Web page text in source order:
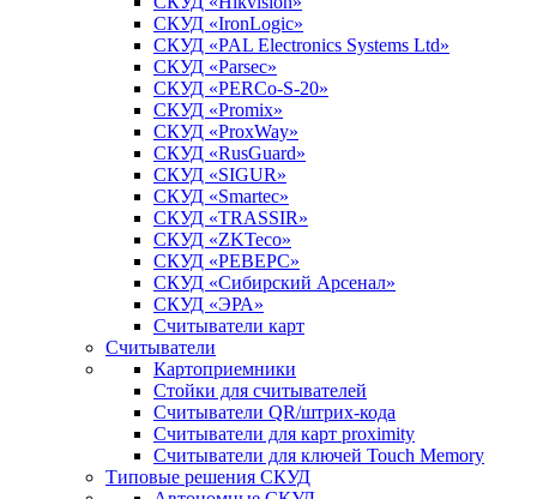
СКУД «IronLogic»
СКУД «PAL Electronics Systems Ltd»
СКУД «Parsec»
СКУД «PERCo-S-20»
СКУД «Promix»
СКУД «ProxWay»
СКУД «RusGuard»
СКУД «SIGUR»
СКУД «Smartec»
СКУД «TRASSIR»
СКУД «ZKTeco»
СКУД «РЕВЕРС»
СКУД «Сибирский Арсенал»
СКУД «ЭРА»
Считыватели карт
Считыватели
Картоприемники
Стойки для считывателей
Считыватели QR/штрих-кода
Считыватели для карт proximity
Считыватели для ключей Touch Memory
Типовые решения СКУД